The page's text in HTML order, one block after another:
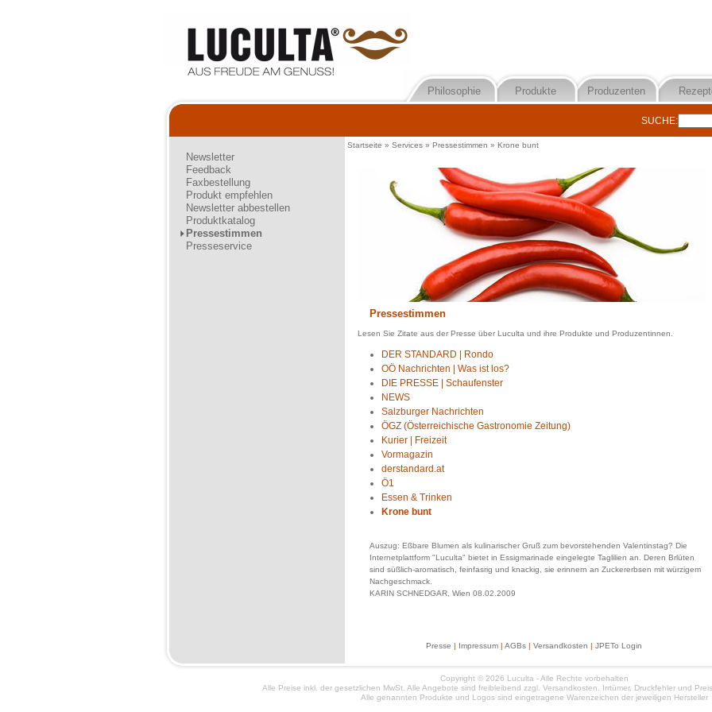
Philosophie Produkte Produzenten
SUCHE:
Newsletter
Feedback
Faxbestellung
Produkt empfehlen
Newsletter abbestellen
Produktkatalog
Pressestimmen
Presseservice
Startseite » Services» Pressestimmen » Krone bunt
Pressestimmen
Lesen Sie Zitate aus der Presse über Luculta und ihre Produkte und Produzentinnen.
DER STANDARD | Rondo
OÖ Nachrichten | Was ist los?
DIE PRESSE | Schaufenster
NEWS
Salzburger Nachrichten
ÖGZ (Österreichische Gastronomie Zeitung)
Kurier | Freizeit
Vormagazin
derstandard.at
Ö1
Essen & Trinken
Krone bunt
Auszug: Eßbare Blumen als kulinarischer Gruß zum bevorstehenden Valentinstag? Die
Internetplattform "Luculta" bietet in Essigmarinade eingelegte Taglilien an. Deren Brlüten
sind süßlich-aromatisch, feinfasrig und knackig, sie erinnern an Zuckererbsen mit würzigem
Nachgeschmack.
KARIN SCHNEDGAR, Wien 08.02.2009
Presse | Impressum | AGBs | Versandkosten | JPETo Login
Copyright © 2026 Luculta - Alle Rechte vorbehalten
Alle Preise inkl. der gesetzlichen MwSt. Alle Angebote sind freibleibend zzgl. Versandkosten. Irrtümer, Druckfehler und
Alle genannten Produkte und Logos sind eingetragene Warenzeichen der jeweiligen Hersteller